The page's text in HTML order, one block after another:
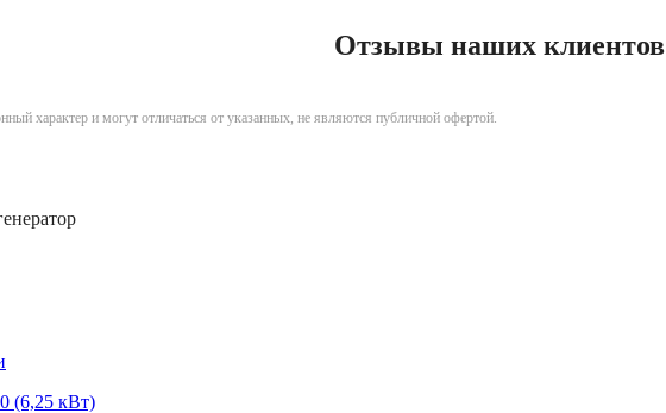
Отзывы наших клиентов
характер и могут отличаться от указанных, не являются публичной офертой.
(6,25 кВт)